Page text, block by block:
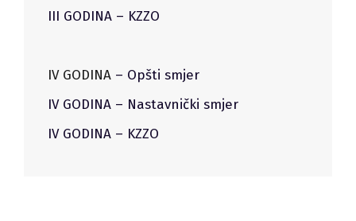
III GODINA – KZZO
IV GODINA – Opšti smjer
IV GODINA – Nastavnički smjer
IV GODINA – KZZO